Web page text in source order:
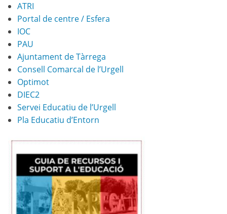
ATRI
Portal de centre / Esfera
IOC
PAU
Ajuntament de Tàrrega
Consell Comarcal de l’Urgell
Optimot
DIEC2
Servei Educatiu de l’Urgell
Pla Educatiu d’Entorn